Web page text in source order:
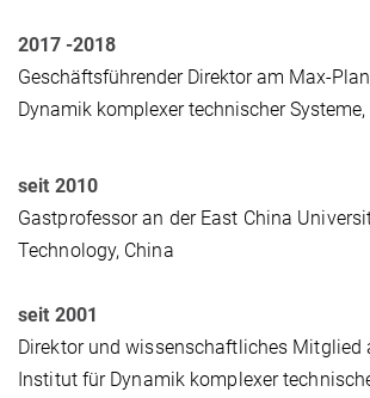
2017 -2018
Geschäftsführender Direktoram Max-
Dynamik komplexer technischer
seit 2010
Gastprofessor an der East China
Technology, China
seit 2001
Direktor und wissenschaftliches Mitglied
Institut für Dynamik komplexer